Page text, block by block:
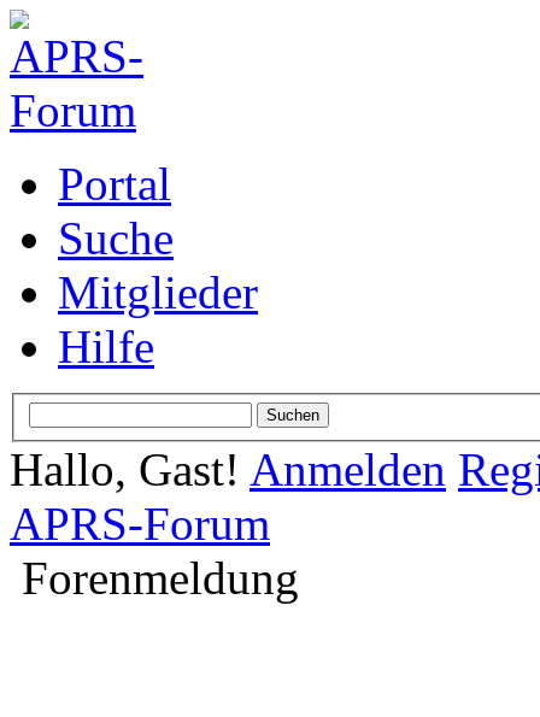
Portal
Suche
Mitglieder
Hilfe
Hallo, Gast! Anmelden
APRS-Forum
Forenmeldung